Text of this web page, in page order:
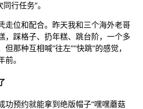
行任务”。
走位和配合。昨天我和三个海外老哥
，踩格子、扔年糕、跳台阶，一个多
那种互相喊“往左”“快跳”的感觉，
。
功预约就能拿到绝版帽子“嘿嘿蘑菇